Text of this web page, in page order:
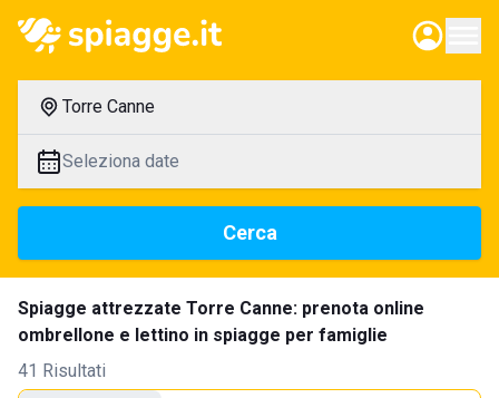
Torre Canne
Seleziona date
Cerca
Spiagge attrezzate Torre Canne: prenota online
ombrellone e lettino in spiagge per famiglie
41 Risultati